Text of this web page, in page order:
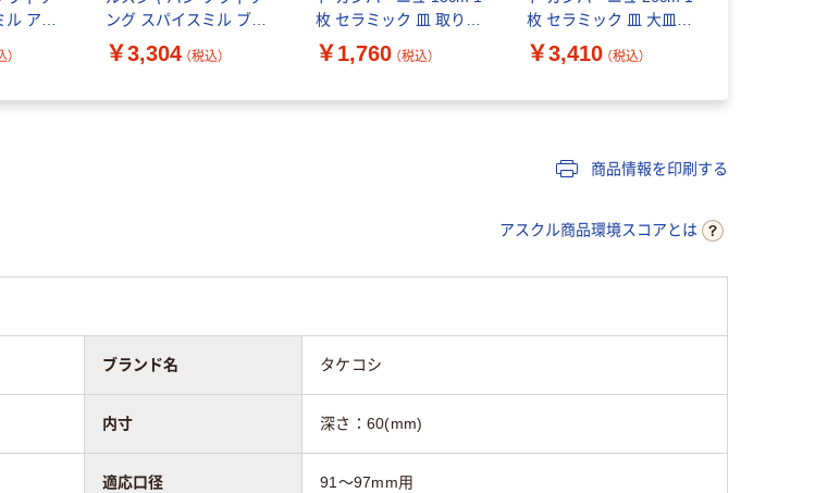
アイ
ー0
）
ング スパイスミル ブラ
ック Z1029ー698ー0 1
本
￥3,304 （税込）
枚 セラミック 皿 取り皿
陶器 電子レンジ対応
【日本正規販売品】
￥1,760 （税込）
枚 セラミック 皿 大皿
陶器 電子レンジ対応
【日本正規販売品】
￥3,410 （税込）
商品情報を印刷する
アスクル商品環境スコアとは
ブランド名 タケコシ
内寸 深さ：60(mm)
適応口径 91～97mm用